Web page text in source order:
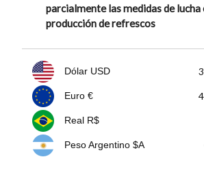
parcialmente las medidas de lucha
producción de refrescos
Dólar USD
Euro €
Real R$
Peso Argentino $A